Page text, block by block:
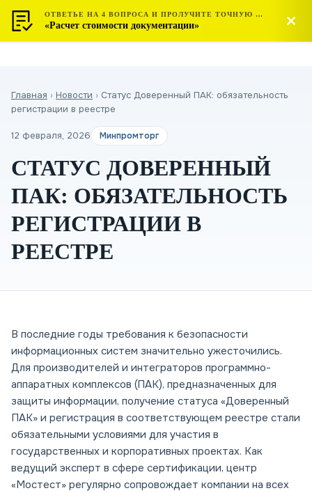
МОСТЕСТ
ЦЕНТР СЕРТИФИКАЦИИ
Главная › Новости › Статус Доверенный ПАК: обязательность
регистрации в реестре
12 февраля, 2026 Минпромторг
СТАТУС ДОВЕРЕННЫЙ
ПАК: ОБЯЗАТЕЛЬНОСТЬ
РЕГИСТРАЦИИ В
РЕЕСТРЕ
В последние годы требования к безопасности
информационных систем значительно ужесточились.
Для производителей и интеграторов программно-
аппаратных комплексов (ПАК), предназначенных для
защиты информации, получение статуса «Доверенный
ПАК» и регистрация в соответствующем реестре стали
обязательными условиями для участия в
государственных и корпоративных проектах. Как
ведущий эксперт в сфере сертификации, центр
«Мостест» регулярно сопровождает компании на всех
ОТВЕТЬЕ НА 4 ВОПРОСА И ПРОЛУЧИТЕ ТОЧНУЮ СТОИМОСТЬ
«Расчет стоимости документации»